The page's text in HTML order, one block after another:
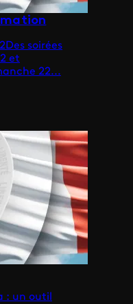
soirées
et
22...
: un outil